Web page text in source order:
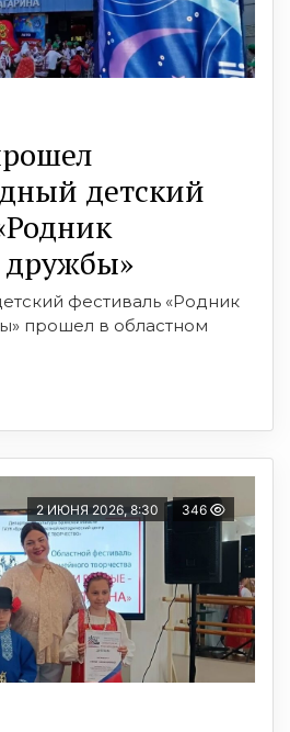
детский
дружбы»
фестиваль «Родник
прошел в областном
2 ИЮНЯ 2026, 8:30 346